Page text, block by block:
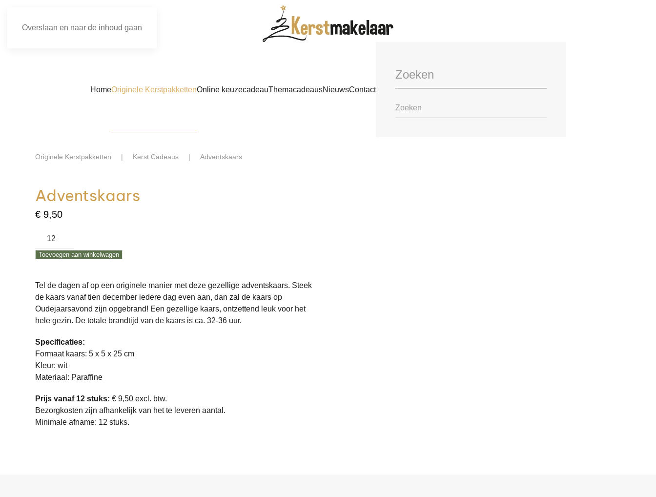
Overslaan en naar de inhoud gaan
HomeOriginele KerstpakkettenOnline keuzecadeauThemacadeausNieuwsContact
Originele Kerstpakketten Kerst Cadeaus Adventskaars
Adventskaars
€ 9,50
Adventskaars
Toevoegen aan winkelwagen
Tel de dagen af op een originele manier met deze gezellige adventskaars. Steek
de kaars vanaf tien december iedere dag even aan, dan zal de kaars op
Oudejaarsavond zijn opgebrand! Een gezellige kaars, ontzettend leuk voor het
hele gezin. De totale brandtijd van de kaars is ca. 32-36 uur.
Specificaties:
Formaat kaars: 5 x 5 x 25 cm
Kleur: wit
Materiaal: Paraffine
Prijs vanaf 12 stuks: € 9,50 excl. btw.
Bezorgkosten zijn afhankelijk van het te leveren aantal.
Minimale afname: 12 stuks.